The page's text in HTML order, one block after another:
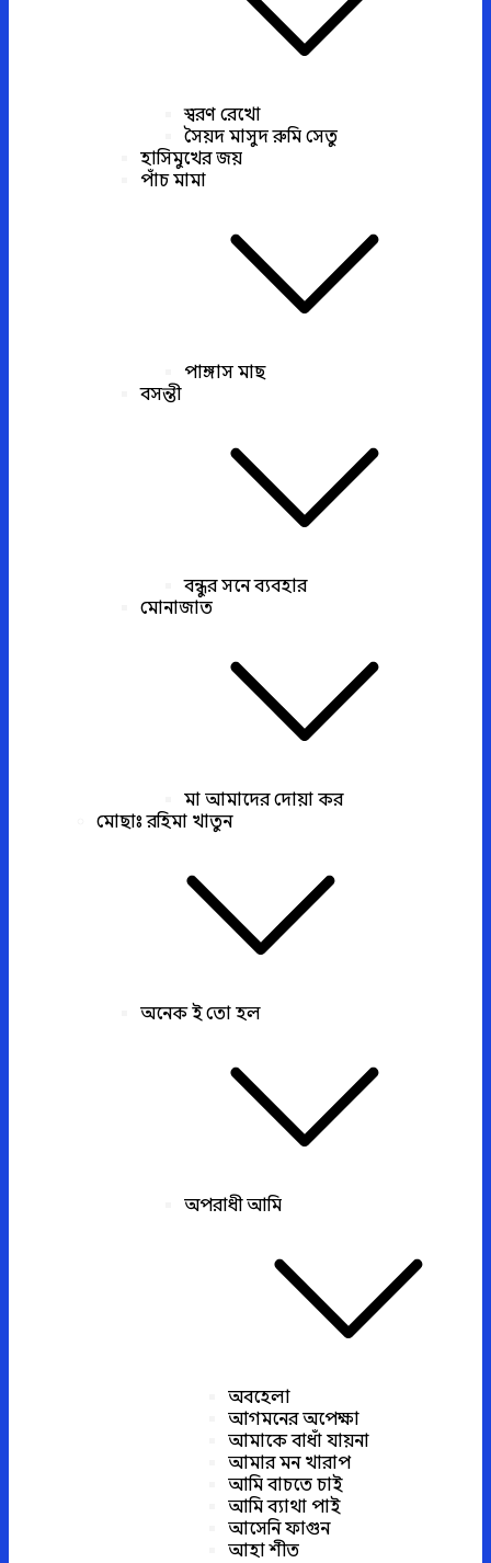
স্বরণ রেখো
সৈয়দ মাসুদ রুমি সেতু
হাসিমুখের জয়
পাঁচ মামা
পাঙ্গাস মাছ
বসন্তী
বন্ধুর সনে ব্যবহার
মোনাজাত
মা আমাদের দোয়া কর
মোছাঃ রহিমা খাতুন
অনেক ই তো হল
অপরাধী আমি
অবহেলা
আগমনের অপেক্ষা
আমাকে বাধাঁ যায়না
আমার মন খারাপ
আমি বাচতে চাই
আমি ব্যাথা পাই
আসেনি ফাগুন
আহা শীত